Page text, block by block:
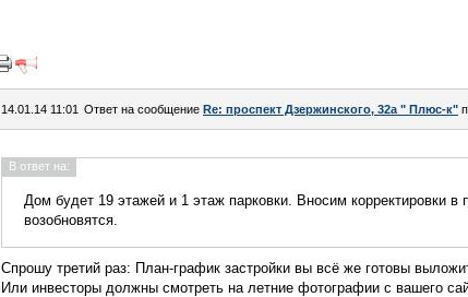
14.01.14 11:01 Ответ на сообщение Re: проспект Дзержинского, 32а " Плюс-к"
В ответ на:
Дом будет 19 этажей и 1 этаж парковки. Вносим корректировки
возобновятся.
Спрошу третий раз: План-график застройки вы всё же готовы
Или инвесторы должны смотреть на летние фотографии с вашего